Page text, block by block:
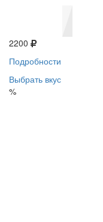
2200
Подробности
Выбрать вкус
%